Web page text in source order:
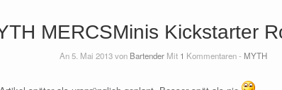
MERCSMinis Kickstarter
An 5. Mai 2013 von BartenderMit 1 Kommentaren - MYTH